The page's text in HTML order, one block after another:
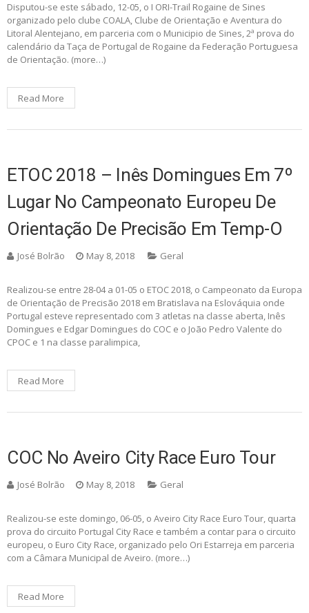
Disputou-se este sábado, 12-05, o I ORI-Trail Rogaine de Sines
organizado pelo clube COALA, Clube de Orientação e Aventura do
Litoral Alentejano, em parceria com o Municipio de Sines, 2ª prova do
calendário da Taça de Portugal de Rogaine da Federação Portuguesa
de Orientação. (more…)
Read More
ETOC 2018 – Inês Domingues Em 7º
Lugar No Campeonato Europeu De
Orientação De Precisão Em Temp-O
José Bolrão May 8, 2018 Geral
Realizou-se entre 28-04 a 01-05 o ETOC 2018, o Campeonato da Europa
de Orientação de Precisão 2018 em Bratislava na Eslováquia onde
Portugal esteve representado com 3 atletas na classe aberta, Inês
Domingues e Edgar Domingues do COC e o João Pedro Valente do
CPOC e 1 na classe paralimpica,
Read More
COC No Aveiro City Race Euro Tour
José Bolrão May 8, 2018 Geral
Realizou-se este domingo, 06-05, o Aveiro City Race Euro Tour, quarta
prova do circuito Portugal City Race e também a contar para o circuito
europeu, o Euro City Race, organizado pelo Ori Estarreja em parceria
com a Câmara Municipal de Aveiro. (more…)
Read More